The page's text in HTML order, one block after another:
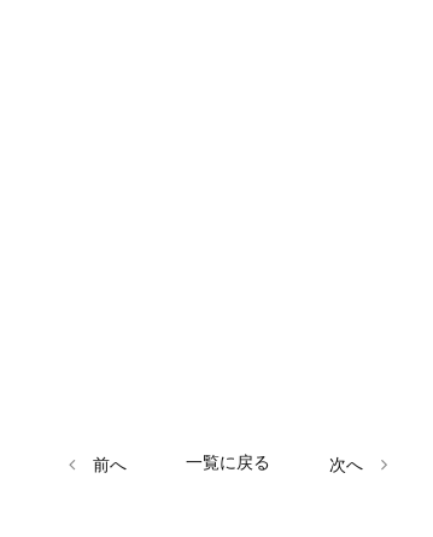
前へ 一覧に戻る 次へ